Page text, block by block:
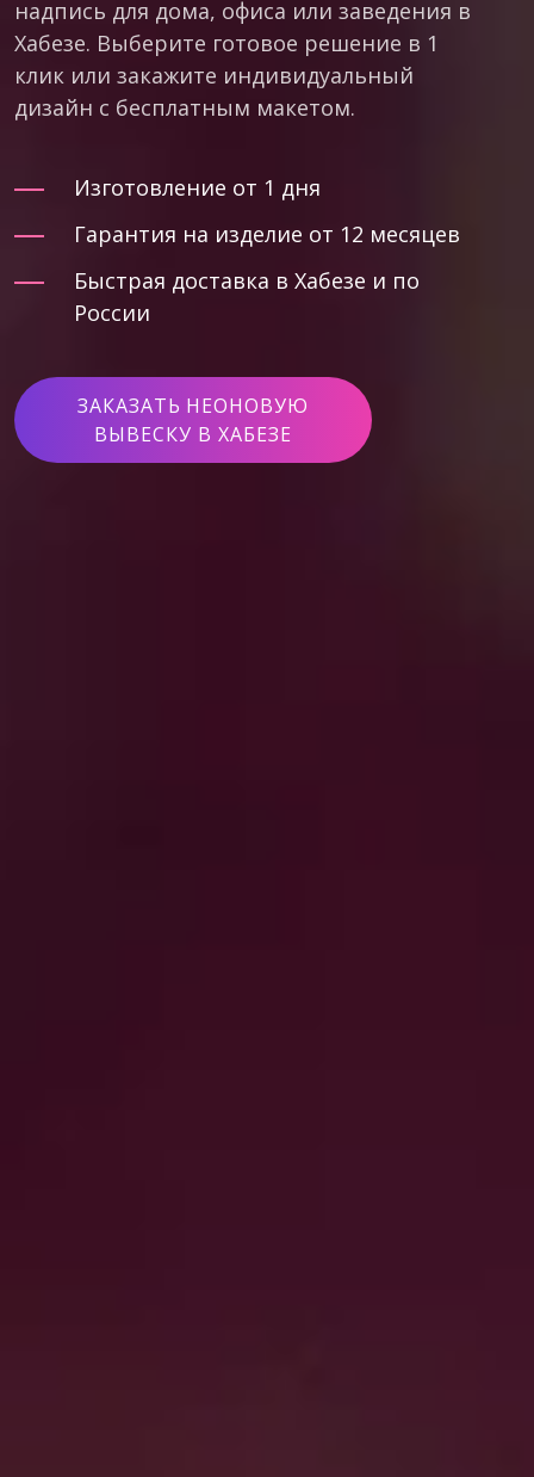
надпись для дома, офиса или заведения в
Хабезе. Выберите готовое решение в 1
клик или закажите индивидуальный
дизайн с бесплатным макетом.
Изготовление от 1 дня
Гарантия на изделие от 12 месяцев
Быстрая доставка в Хабезе и по
России
ЗАКАЗАТЬ НЕОНОВУЮ
ВЫВЕСКУ В ХАБЕЗЕ